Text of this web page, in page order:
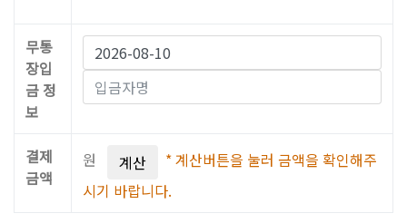
무통
장입
금 정
보
결제
금액
원
* 계산버튼을 눌러 금액을 확인해주
시기 바랍니다.